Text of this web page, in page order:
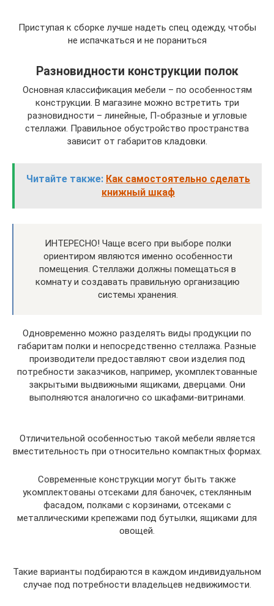
Приступая к сборке лучше надеть спец одежду, чтобы
не испачкаться и не пораниться
Разновидности конструкции полок
Основная классификация мебели – по особенностям
конструкции. В магазине можно встретить три
разновидности – линейные, П-образные и угловые
стеллажи. Правильное обустройство пространства
зависит от габаритов кладовки.
Читайте также: Как самостоятельно сделать
книжный шкаф
ИНТЕРЕСНО! Чаще всего при выборе полки
ориентиром являются именно особенности
помещения. Стеллажи должны помещаться в
комнату и создавать правильную организацию
системы хранения.
Одновременно можно разделять виды продукции по
габаритам полки и непосредственно стеллажа. Разные
производители предоставляют свои изделия под
потребности заказчиков, например, укомплектованные
закрытыми выдвижными ящиками, дверцами. Они
выполняются аналогично со шкафами-витринами.
Отличительной особенностью такой мебели является
вместительность при относительно компактных формах.
Современные конструкции могут быть также
укомплектованы отсеками для баночек, стеклянным
фасадом, полками с корзинами, отсеками с
металлическими крепежами под бутылки, ящиками для
овощей.
Такие варианты подбираются в каждом индивидуальном
случае под потребности владельцев недвижимости.